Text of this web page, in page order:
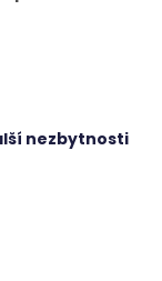
nezbytnosti